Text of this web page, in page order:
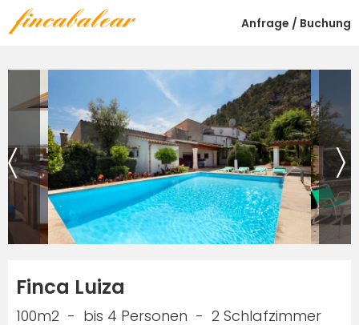
Anfrage / Buchung
Finca Luiza
100m2 bis 4 Personen
2 Schlafzimmer